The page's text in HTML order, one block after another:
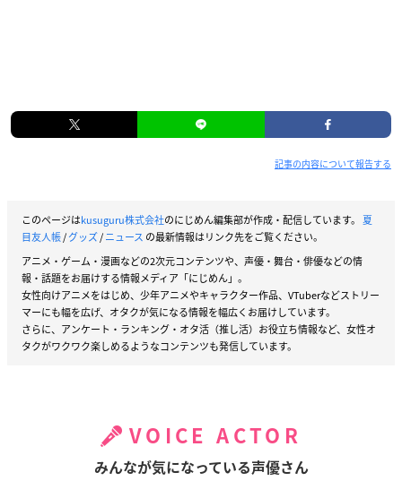
記事の内容について報告する
このページはkusuguru株式会社のにじめん編集部が作成・配信しています。 夏
目友人帳/グッズ/ニュース の最新情報はリンク先をご覧ください。
アニメ・ゲーム・漫画などの2次元コンテンツや、声優・舞台・俳優などの情
報・話題をお届けする情報メディア「にじめん」。
女性向けアニメをはじめ、少年アニメやキャラクター作品、VTuberなどストリー
マーにも幅を広げ、オタクが気になる情報を幅広くお届けしています。
さらに、アンケート・ランキング・オタ活（推し活）お役立ち情報など、女性オ
タクがワクワク楽しめるようなコンテンツも発信しています。
VOICE ACTOR
みんなが気になっている声優さん